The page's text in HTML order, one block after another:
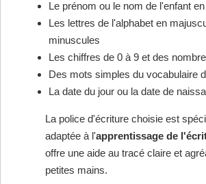
Le prénom ou le nom de l'enfant
Les lettres de l'alphabet en
minuscules
Les chiffres de 0 à 9 et des
Des mots simples du vocabulaire
La date du jour ou la date de
La police d'écriture choisie est
adaptée à l'apprentissage de
offre une aide au tracé claire et
petites mains.